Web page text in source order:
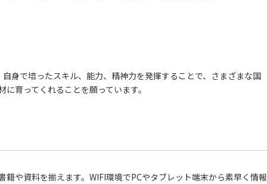
身で培ったスキル、能力、精神力を発揮することで、さまざまな国
育ってくれることを願っています。
や資料を揃えます。WIFI環境でPCやタブレット端末から素早く情報